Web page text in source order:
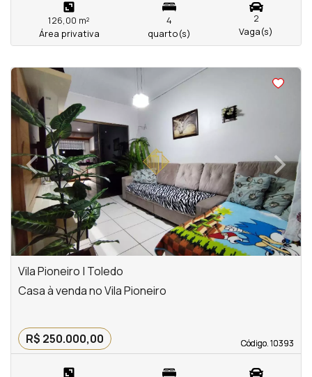
126,00 m²
Área privativa
4
quarto(s)
2
Vaga(s)
< < <
‹Previous ›
Next
Vila Pioneiro | Toledo
Código. 10393
Código. 10393
Casa à venda no Vila Pioneiro
R$ 250.000,00